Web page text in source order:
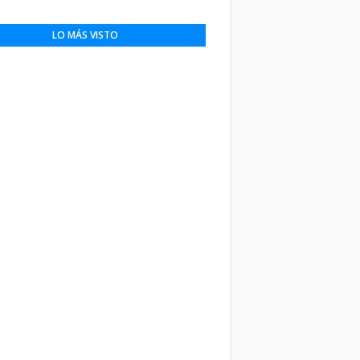
LO MÁS VISTO